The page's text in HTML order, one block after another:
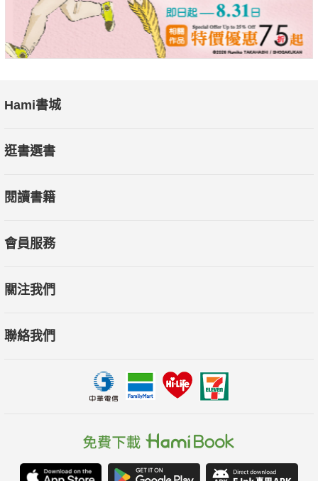
Hami書城
逛書選書
閱讀書籍
會員服務
關注我們
聯絡我們